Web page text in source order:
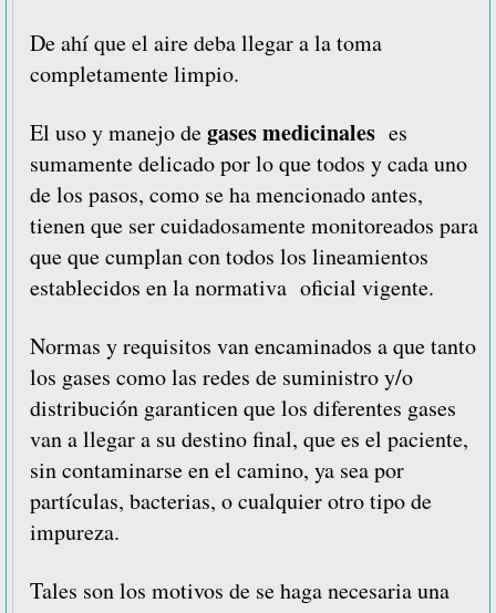
De ahí que el aire deba llegar a la toma
completamente limpio.
El uso y manejo degases medicinales es
sumamente delicado por lo que todos y cada uno
de los pasos, como se ha mencionado antes,
tienen que ser cuidadosamente monitoreados para
que que cumplan con todos los lineamientos
establecidos en la normativa oficial vigente.
Normas y requisitos van encaminados a que tanto
los gases como las redes de suministro y/o
distribución garanticen que los diferentes gases
van a llegar a su destino final, que es el paciente,
sin contaminarse en el camino, ya sea por
partículas, bacterias, o cualquier otro tipo de
impureza.
Tales son los motivos de se haga necesaria una